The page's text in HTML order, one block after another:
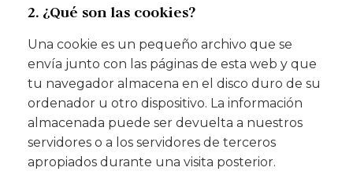
2. ¿Qué son las cookies?
Una cookie es un pequeño archivo que se
envía junto con las páginas de esta web y que
tu navegador almacena en el disco duro de su
ordenador u otro dispositivo. La información
almacenada puede ser devuelta a nuestros
servidores o a los servidores de terceros
apropiados durante una visita posterior.